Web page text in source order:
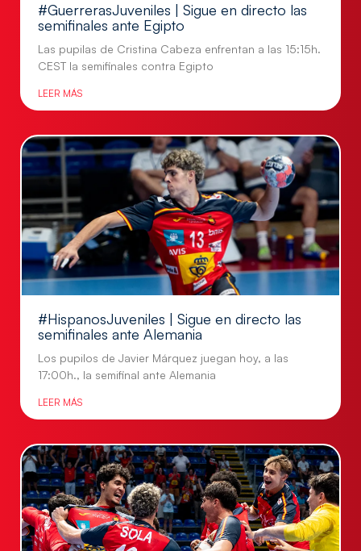
#GuerrerasJuveniles | Sigue en directo las
semifinales ante Egipto
Las pupilas de Cristina Cabeza enfrentan a las 15:15h.
CEST la semifinales contra Egipto
LEER MÁS
#HispanosJuveniles | Sigue en directo las
semifinales ante Alemania
Los pupilos de Javier Márquez juegan hoy, a las
17:00h., la semifinal ante Alemania
LEER MÁS